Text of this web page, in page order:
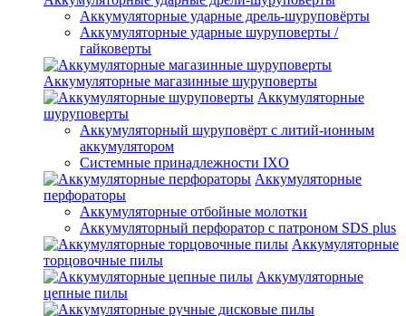
Аккумуляторные ударные дрель-шуруповёрты
Аккумуляторные ударные шуруповерты /
гайковерты
Аккумуляторные магазинные шуруповерты
Аккумуляторные
шуруповерты
Аккумуляторный шуруповёрт с литий-ионным
аккумулятором
Системные принадлежности IXO
Аккумуляторные
перфораторы
Аккумуляторные отбойные молотки
Аккумуляторный перфоратор с патроном SDS plus
Аккумуляторные
торцовочные пилы
Аккумуляторные
цепные пилы